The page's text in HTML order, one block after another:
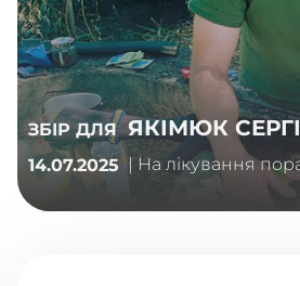
ЗБІР ДЛЯ ЯКІМЮК
14.07.2025 | На лікування